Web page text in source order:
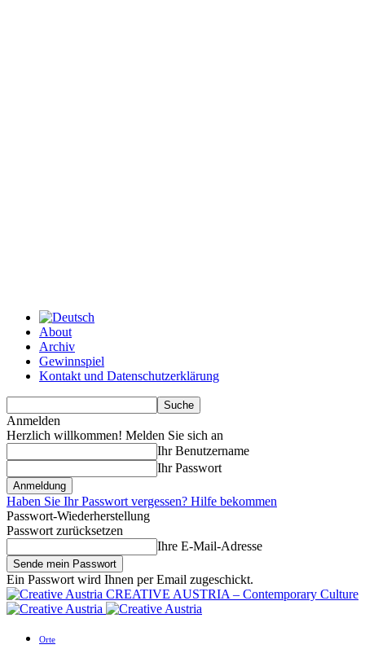
About
Archiv
Gewinnspiel
Kontakt und Datenschutzerklärung
Anmelden
Herzlich willkommen! Melden Sie sich an
Ihr Benutzername
Ihr Passwort
Haben Sie Ihr Passwort vergessen? Hilfe bekommen
Passwort-Wiederherstellung
Passwort zurücksetzen
Ihre E-Mail-Adresse
Ein Passwort wird Ihnen per Email zugeschickt.
CREATIVE AUSTRIA – Contemporary Culture
Orte